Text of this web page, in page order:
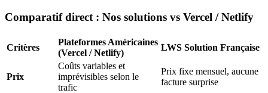
Comparatif direct : Nos solutions vs Vercel / Netlify
Critères
Plateformes Américaines
(Vercel / Netlify)
LWS Solution Française
Prix
Coûts variables et
imprévisibles selon le
trafic
Prix fixe mensuel, aucune
facture surprise